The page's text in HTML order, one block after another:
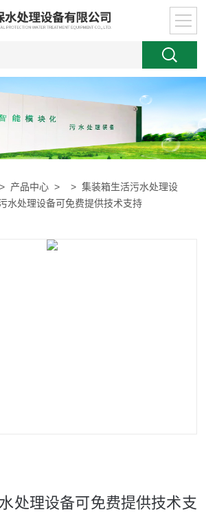
> 产品中心 > >集装箱生活污水处理设
水处理设备可免费提供技术支持
处理设备可免费提供技术支